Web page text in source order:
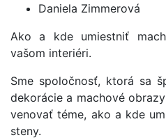
Daniela Zimmerová
Ako a kde umiestniť
vašom interiéri.
Sme spoločnosť, ktorá sa
dekorácie a machové
venovať téme, ako a kde
steny.